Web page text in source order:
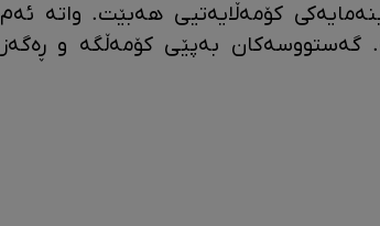
کۆمەڵایەتیی هەبێت. واتە ئەم
گەستووسەکان بەپێی کۆمەڵگە و ڕەگەز